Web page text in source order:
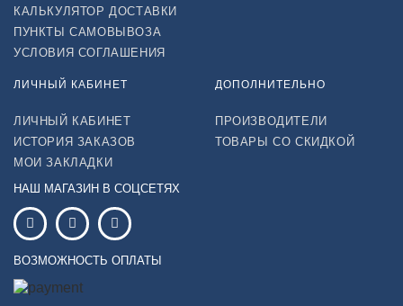
КАЛЬКУЛЯТОР ДОСТАВКИ
ПУНКТЫ САМОВЫВОЗА
УСЛОВИЯ СОГЛАШЕНИЯ
ЛИЧНЫЙ КАБИНЕТ
ЛИЧНЫЙ КАБИНЕТ
ИСТОРИЯ ЗАКАЗОВ
МОИ ЗАКЛАДКИ
ДОПОЛНИТЕЛЬНО
ПРОИЗВОДИТЕЛИ
ТОВАРЫ СО СКИДКОЙ
НАШ МАГАЗИН В СОЦСЕТЯХ
ВОЗМОЖНОСТЬ ОПЛАТЫ